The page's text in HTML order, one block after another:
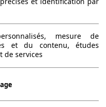
Leistung
mesure de
et du contenu, études
de services